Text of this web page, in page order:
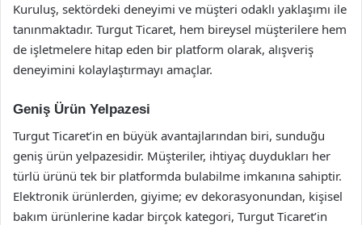
Kuruluş, sektördeki deneyimi ve müşteri odaklı yaklaşımı ile
tanınmaktadır. Turgut Ticaret, hem bireysel müşterilere hem
de işletmelere hitap eden bir platform olarak, alışveriş
deneyimini kolaylaştırmayı amaçlar.
Geniş Ürün Yelpazesi
Turgut Ticaret’in en büyük avantajlarından biri, sunduğu
geniş ürün yelpazesidir. Müşteriler, ihtiyaç duydukları her
türlü ürünü tek bir platformda bulabilme imkanına sahiptir.
Elektronik ürünlerden, giyime; ev dekorasyonundan, kişisel
bakım ürünlerine kadar birçok kategori, Turgut Ticaret’in